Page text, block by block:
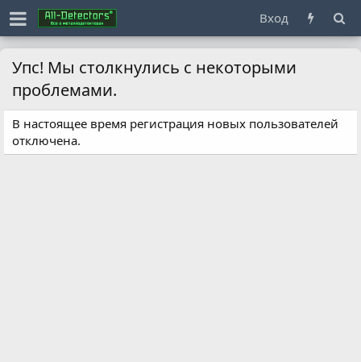
Вход
Упс! Мы столкнулись с некоторыми
проблемами.
В настоящее время регистрация новых пользователей
отключена.